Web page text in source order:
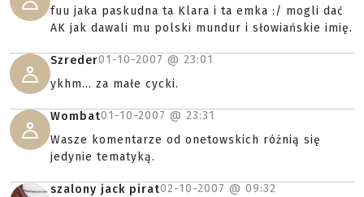
fuu jaka paskudna ta Klara i ta emka :/ mogli dać
AK jak dawali mu polski mundur i słowiańskie imię.
Szreder01-10-2007 @ 23:01
ykhm... za małe cycki.
Wombat01-10-2007 @ 23:31
Wasze komentarze od onetowskich różnią się
jedynie tematyką.
szalony jack pirat02-10-2007 @ 09:32